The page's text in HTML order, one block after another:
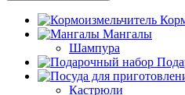
Мангалы
Шампура
Кастрюли